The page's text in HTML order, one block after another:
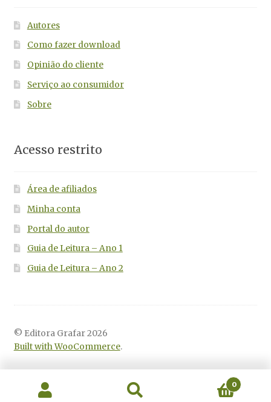
Autores
Como fazer download
Opinião do cliente
Serviço ao consumidor
Sobre
Acesso restrito
Área de afiliados
Minha conta
Portal do autor
Guia de Leitura – Ano 1
Guia de Leitura – Ano 2
© Editora Grafar 2026
Built with WooCommerce.
Pesquisar
Pesquisar
0